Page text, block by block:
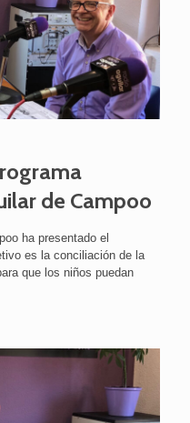
de Campoo
ha presentado el
es la conciliación de la
que los niños puedan